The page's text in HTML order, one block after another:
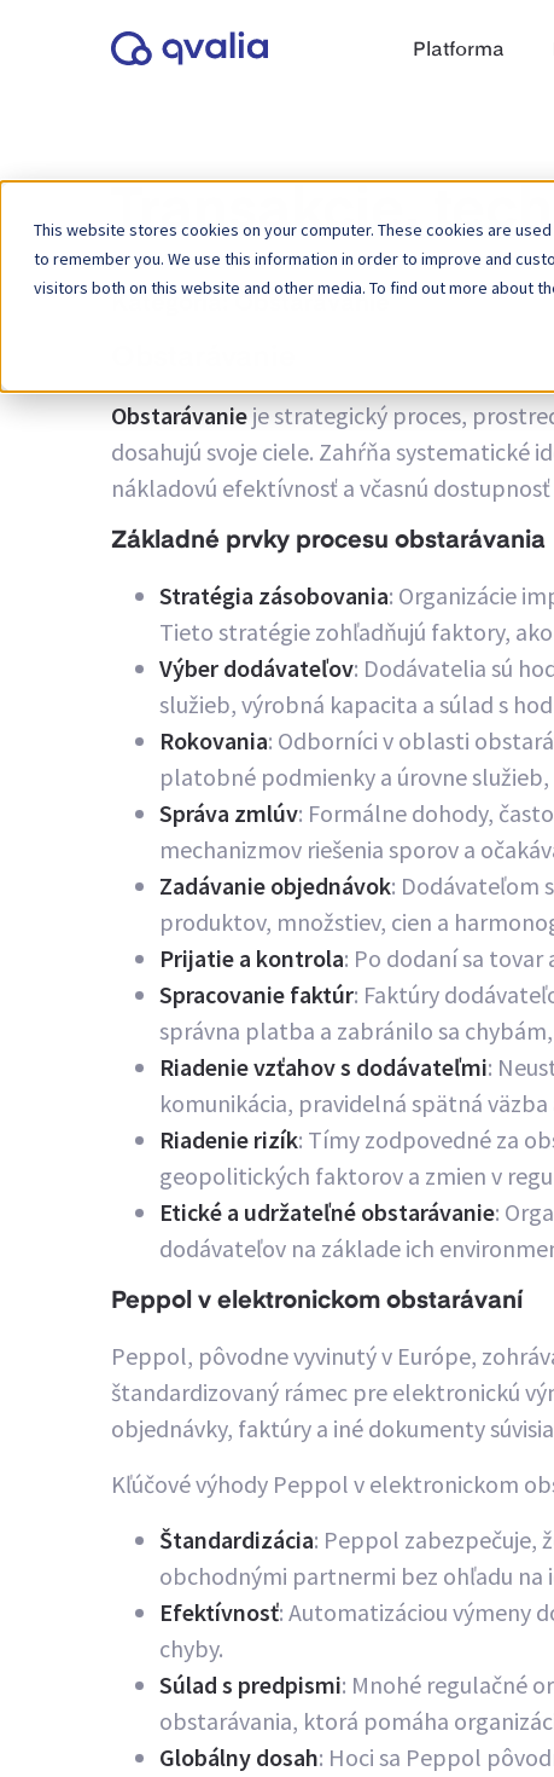
This website stores cookies on your computer. These cookies are
to remember you. We use this information in order to improve and
visitors both on this website and other media. To find out more about
Platforma
Transakcie,
Obstarávanieje strategický proces,
dosahujú svoje ciele. Zahŕňa
nákladovú efektívnosť a včasnú dostupnosť
Základné prvky procesu obstarávania
Stratégia zásobovania: Organizácie
Tieto stratégie zohľadňujú faktory,
Výber dodávateľov: Dodávatelia sú
služieb, výrobná kapacita a súlad s
Rokovania: Odborníci v oblasti
platobné podmienky a úrovne
Správa zmlúv: Formálne dohody,
mechanizmov riešenia sporov a
Zadávanie objednávok: Dodávateľom
produktov, množstiev, cien a
Prijatie a kontrola: Po dodaní sa
Spracovanie faktúr: Faktúry
správna platba a zabránilo sa
Riadenie vzťahov s dodávateľmi:
komunikácia, pravidelná spätná
Riadenie rizík: Tímy zodpovedné za
geopolitických faktorov a zmien v
Etické a udržateľné obstarávanie:
dodávateľov na základe ich
Peppol v elektronickom obstarávaní
Peppol, pôvodne vyvinutý v Európe,
štandardizovaný rámec pre elektronickú
objednávky, faktúry a iné dokumenty
Kľúčové výhody Peppol v elektronickom
Štandardizácia: Peppol zabezpečuje,
obchodnými partnermi bez ohľadu na
Efektívnosť: Automatizáciou výmeny
chyby.
Súlad s predpismi: Mnohé regulačné
obstarávania, ktorá pomáha
Globálny dosah: Hoci sa Peppol